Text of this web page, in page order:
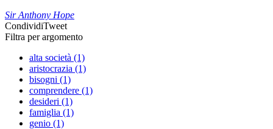
Sir Anthony Hope
CondividiTweet
Filtra per argomento
alta società (1)
aristocrazia (1)
bisogni (1)
comprendere (1)
desideri (1)
famiglia (1)
genio (1)